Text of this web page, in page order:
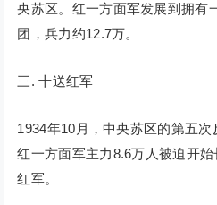
央苏区。红一方面军发展到拥有
团，兵力约12.7万。
三. 十送红军
1934年10月，中央苏区的第五
红一方面军主力8.6万人被迫开
红军。